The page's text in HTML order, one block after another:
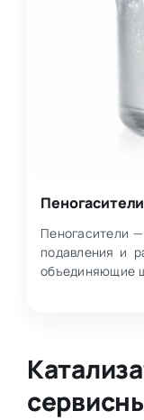
Пеногасители
Пеногасители
подавления и
объединяющие